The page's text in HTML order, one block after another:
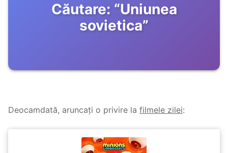
Căutare: “Uniunea
sovietica”
Deocamdată, aruncați o privire la filmele zilei: